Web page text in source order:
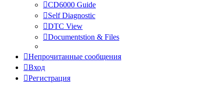
CD6000 Guide
Self Diagnostic
DTC View
Documentstion & Files
Непрочитанные сообщения
Вход
Регистрация